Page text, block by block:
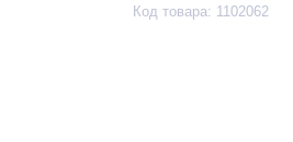
Код товара: 1102062